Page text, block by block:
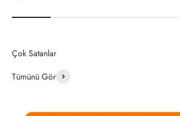
Tümünü Gör